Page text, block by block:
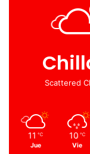
Scattered
11 ℃
Jue
10 ℃
Vie